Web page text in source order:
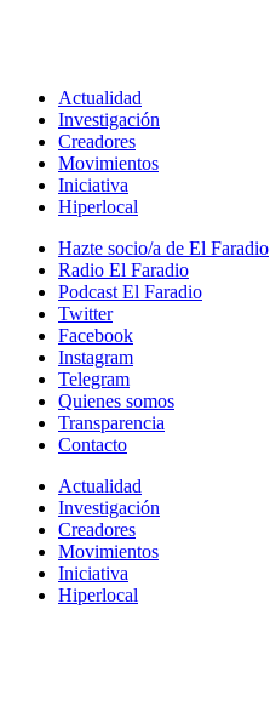
Actualidad
Investigación
Creadores
Movimientos
Iniciativa
Hiperlocal
Hazte socio/a de El Faradio
Radio El Faradio
Podcast El Faradio
Twitter
Facebook
Instagram
Telegram
Quienes somos
Transparencia
Contacto
Actualidad
Investigación
Creadores
Movimientos
Iniciativa
Hiperlocal